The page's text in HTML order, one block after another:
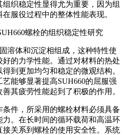
织稳定性显得尤为重要，因为组
服役过程中的整体性能表现。
溶体和沉淀相组成，这种特性使
的力学性能。通过对材料的热处
到更加均匀和稳定的微观结构。
能够显著提高SUH660的屈服强
其疲劳性能起到了积极的作用。
件，所采用的螺栓材料必须具备
。在长时间的循环载荷和高温环
关系到螺栓的使用安全性。系统